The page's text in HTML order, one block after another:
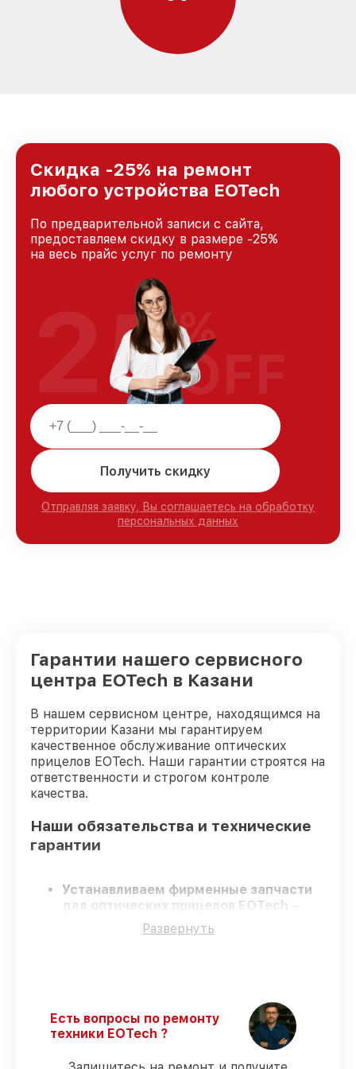
Скидка -25% на ремонт
любого устройства EOTech
По предварительной записи с сайта,
предоставляем скидку в размере -25%
на весь прайс услуг по ремонту
Получить скидку
Отправляя заявку, Вы соглашаетесь на обработку
персональных данных
25%
OFF
Гарантии нашего сервисного
центра EOTech в Казани
В нашем сервисном центре, находящимся на
территории Казани мы гарантируем
качественное обслуживание оптических
прицелов EOTech. Наши гарантии строятся на
ответственности и строгом контроле
качества.
Наши обязательства и технические
гарантии
Устанавливаем фирменные запчасти
для оптических прицелов EOTech
только качественные запчасти для вашей
Работаем строго в установленных
заранее временных рамках– ремонт
оптических прицелов EOTech в
оговоренные сроки.
Развернуть
Есть вопросы по ремонту
техники EOTech ?